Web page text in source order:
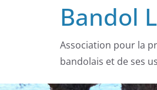
Bandol
Association pour la
bandolais et de ses